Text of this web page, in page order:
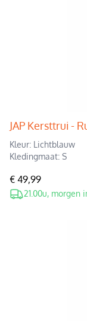
JAP Kersttrui -
Kleur: Lichtblauw
Kledingmaat: S
€ 49,99
21.00u, morgen